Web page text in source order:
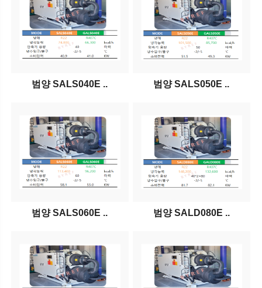
범양 SALS040E .. 범양 SALS050E ..
범양 SALS060E .. 범양 SALD080E ..